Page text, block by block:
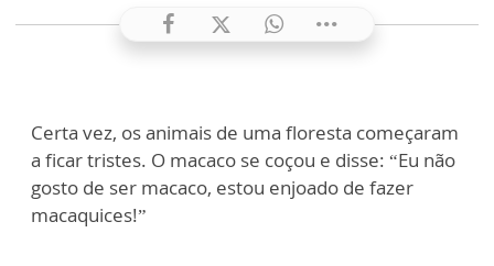
Certa vez, os animais de uma floresta começaram
a ficar tristes. O macaco se coçou e disse: “Eu não
gosto de ser macaco, estou enjoado de fazer
macaquices!”